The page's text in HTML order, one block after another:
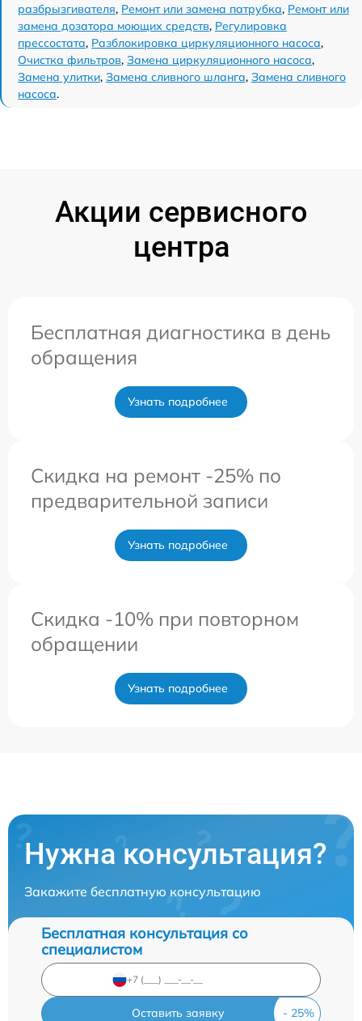
разбрызгивателя, Ремонт или замена патрубка, Ремонт или
замена дозатора моющих средств, Регулировка
прессостата, Разблокировка циркуляционного насоса,
Очистка фильтров, Замена циркуляционного насоса,
Замена улитки, Замена сливного шланга, Замена сливного
насоса.
Акции сервисного
центра
Бесплатная диагностика в день
обращения
Узнать подробнее
Скидка на ремонт -25% по
предварительной записи
Узнать подробнее
Скидка -10% при повторном
обращении
Узнать подробнее
Нужна консультация?
Закажите бесплатную консультацию
Бесплатная консультация со
специалистом
Оставить заявку